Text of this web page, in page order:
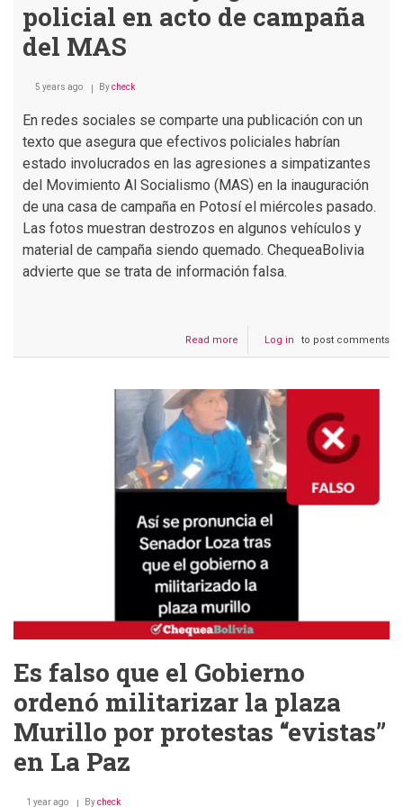
policial en acto de campaña
del MAS
5 years ago Bycheck
En redes sociales se comparte una publicación con un
texto que asegura que efectivos policiales habrían
estado involucrados en las agresiones a simpatizantes
del Movimiento Al Socialismo (MAS) en la inauguración
de una casa de campaña en Potosí el miércoles pasado.
Las fotos muestran destrozos en algunos vehículos y
material de campaña siendo quemado. ChequeaBolivia
advierte que se trata de información falsa.
Read more
Potosí:
intervención
y
agresión
policial
en
acto
de
del
MAS
Log in to post comments
Es falso que el Gobierno
ordenó militarizar la plaza
Murillo por protestas “evistas”
en La Paz
1 year ago Bycheck